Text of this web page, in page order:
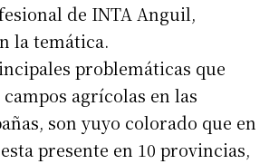
de INTA Anguil,
la temática.
problemáticas que
agrícolas en las
son yuyo colorado que en
presente en 10 provincias,